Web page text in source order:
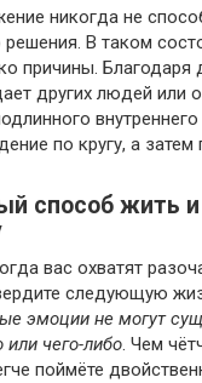
никогда не
решения. В таком
причины. Благодаря
других людей или
по кругу, а затем
способ жить
вас охватят
следующую
эмоции не могут
или чего-либо. Чем
поймёте